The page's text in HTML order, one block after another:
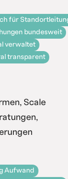
für
bundesweit
verwaltet
transparent
Scale
Aufwand